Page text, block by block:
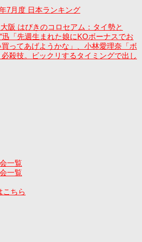
7月度 日本ランキング
阪 はびきのコロセアム：タイ勢と
迅「先週生まれた娘にKOボーナスでお
ってあげようかな」、小林愛理奈「ボ
殺技。ビックリするタイミングで出し
一覧
一覧
こちら